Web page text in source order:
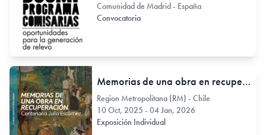
Comunidad de Madrid - España
Convocatoria
Memorias de una obra en recuperación. Centenario Julio Escámez
Region Metropolitana (RM) - Chile
10 Oct, 2025 - 04 Jan, 2026
Exposición Individual